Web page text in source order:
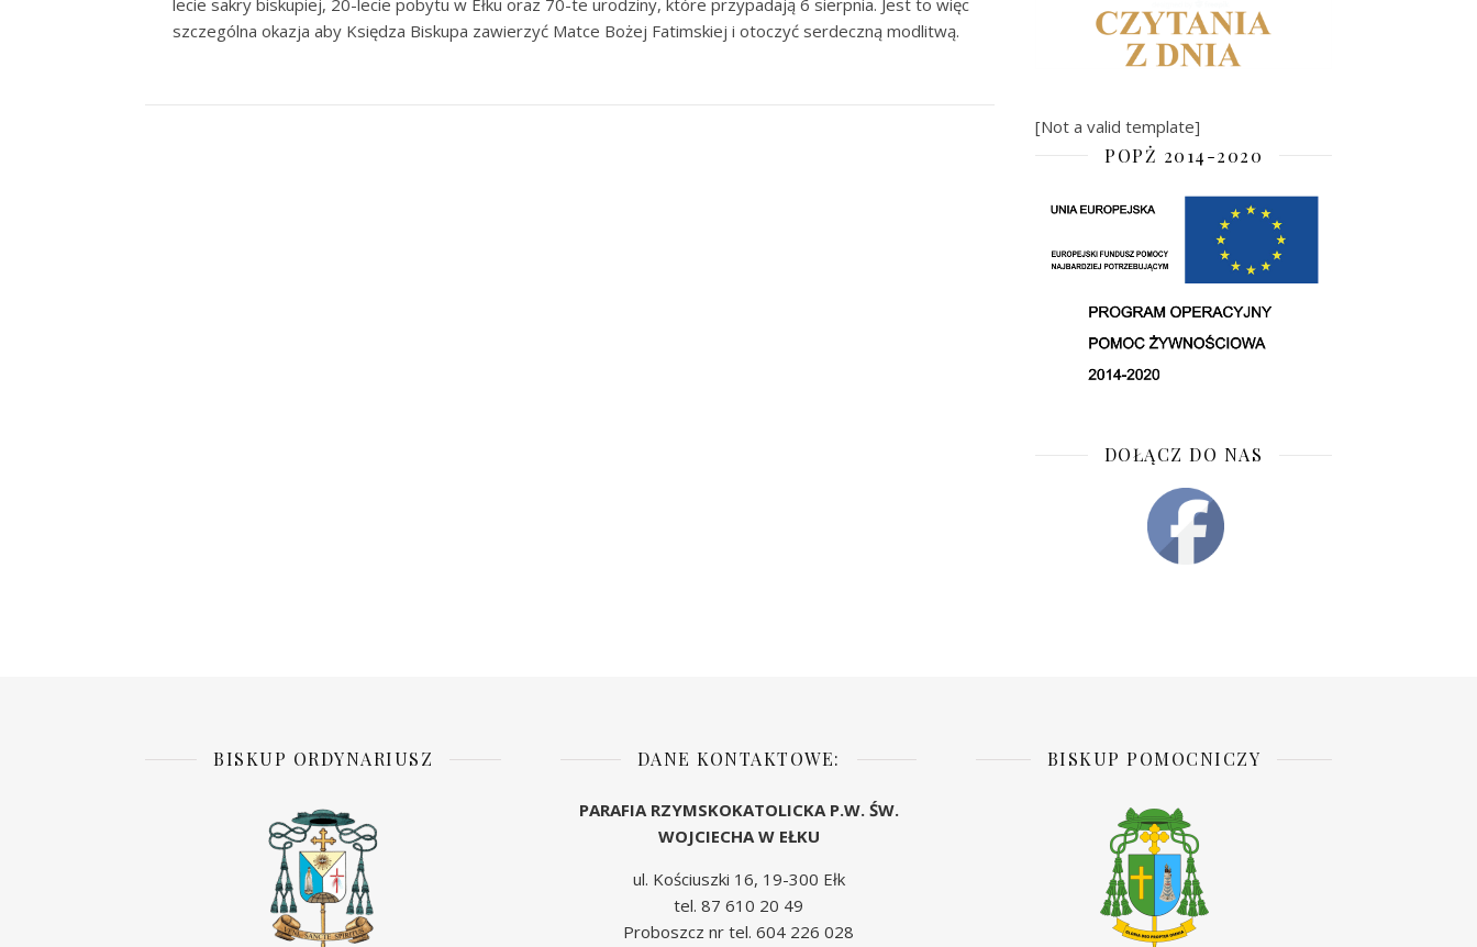
lecie sakry biskupiej, 20-lecie pobytu w Ełku oraz 70-te urodziny, które przypadają 6 sierpnia. Jest to więc
szczególna okazja aby Księdza Biskupa zawierzyć Matce Bożej Fatimskiej i otoczyć serdeczną modlitwą.
[Not a valid template]
POPŻ 2014-2020
DOŁĄCZ DO NAS
BISKUP ORDYNARIUSZ DANE KONTAKTOWE:
PARAFIA RZYMSKOKATOLICKA P.W. ŚW.
WOJCIECHA W EŁKU
ul. Kościuszki 16, 19-300 Ełk
tel. 87 610 20 49
Proboszcz nr tel. 604 226 028
BISKUP POMOCNICZY